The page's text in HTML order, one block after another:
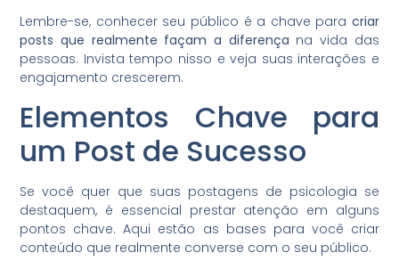
Lembre-se, conhecer seu público é a chave para criar
posts que realmente façam a diferença na vida das
pessoas. Invista tempo nisso e veja suas interações e
engajamento crescerem.
Elementos Chave para
um Post de Sucesso
Se você quer que suas postagens de psicologia se
destaquem, é essencial prestar atenção em alguns
pontos chave. Aqui estão as bases para você criar
conteúdo que realmente converse com o seu público.